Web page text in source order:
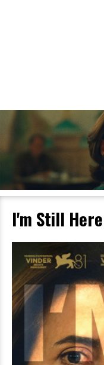
I'm Still Here